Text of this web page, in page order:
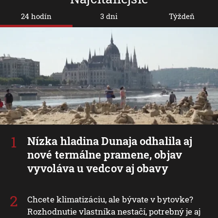
24 hodín
Nízka hladina Dunaja odhalila aj
nové termálne pramene, objav
vyvoláva u vedcov aj obavy
Chcete klimatizáciu, ale bývate v bytovke?
Rozhodnutie vlastníka nestačí, potrebný je aj
3 dni Týždeň